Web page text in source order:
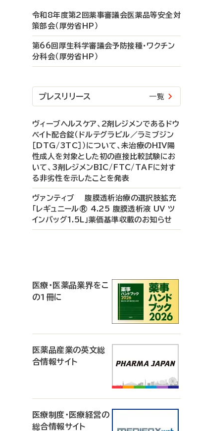
令和8年度第2回薬事審議会医薬品等安全対
策部会（厚労省HP）
第66回厚生科学審議会予防接種・ワクチン
分科会（厚労省HP）
プレスリリース 一覧
ヴィーブヘルスケア、2剤レジメンであるドウ
ベイト配合錠（ドルテグラビル／ラミブジン
［DTG/3TC］）について、未治療のHIV陽
性成人を対象とした初の直接比較試験にお
いて、3剤レジメンBIC/FTC/TAFに対す
る非劣性を示したことを発表
ヴァンティブ 腹膜透析治療の選択肢拡充
「レギュニール® 4.25 腹膜透析液 UV ツ
インバッグ1.5L」薬価基準収載のお知らせ
医療・医薬品業界をこ
の1冊に
医薬品産業の英文総
合情報サイト
医療制度・医療経営の
総合情報サイト